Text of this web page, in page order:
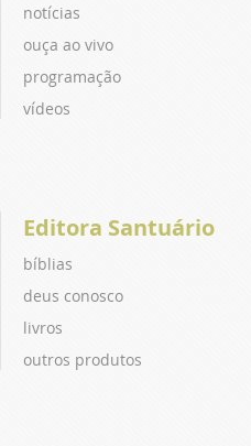
notícias
ouça ao vivo
programação
vídeos
Editora Santuário
bíblias
deus conosco
livros
outros produtos